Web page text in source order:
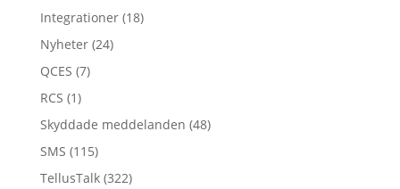
Integrationer(18)
Nyheter(24)
QCES (7)
RCS (1)
Skyddade meddelanden (48)
SMS (115)
TellusTalk(322)